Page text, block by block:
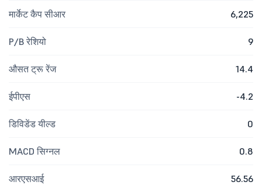
मार्केट कैप सीआर 6,225
P/B रेशियो 9
औसत ट्रू रेंज 14.4
ईपीएस -4.2
डिविडेंड यील्ड 0
MACD सिग्नल 0.8
आरएसआई 56.56